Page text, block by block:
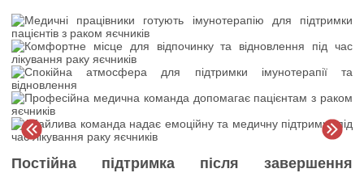
Постійна підтримка після завершення